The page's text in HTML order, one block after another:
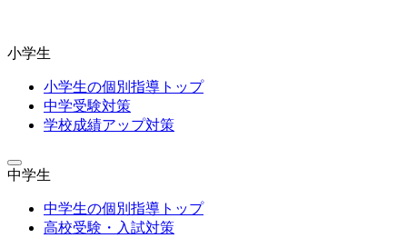
小学生
小学生の個別指導トップ
中学受験対策
学校成績アップ対策
中学生
中学生の個別指導トップ
高校受験・入試対策